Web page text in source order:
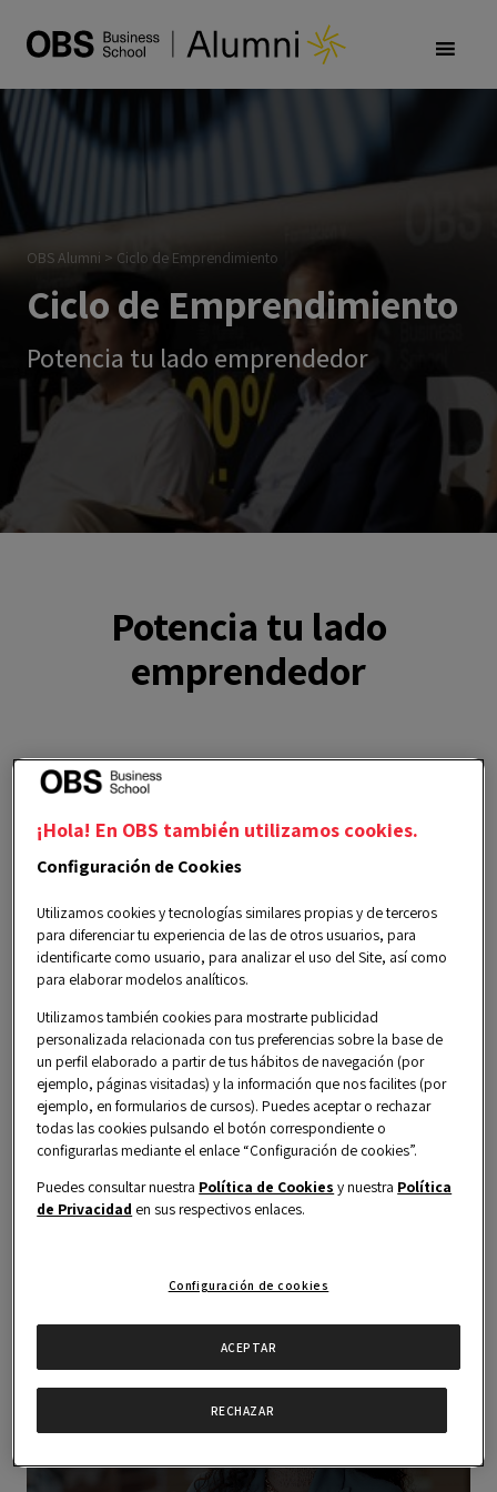
OBS Alumni > Ciclo de Emprendimiento
Ciclo de Emprendimiento
Potencia tu lado emprendedor
Potencia tu lado
emprendedor
Este servicioexclusivo paraalumnos y
antiguos alumnos
ofrecer a los asistentes conocimientos sobre los
procesos de innovación y creación de nuevas
empresas, potenciando sus habilidades y
profundizando en las técnicas para convertir en
realidad sus retos y proyectos profesionales.
A través de este Ciclo de Emprendimiento se
facilitan las herramientas imprescindibles que
todo emprendedor debe asimilar antes del
desarrollo de un proyecto profesional.
¡Hola! En OBS también utilizamos cookies.
Configuración de Cookies
Utilizamos cookies y tecnologías similares propias y de terceros
para diferenciar tu experiencia de las de otros usuarios, para
identificarte como usuario, para analizar el uso del Site, así como
para elaborar modelos analíticos.
Utilizamos también cookies para mostrarte publicidad
personalizada relacionada con tus preferencias sobre la base de
un perfil elaborado a partir de tus hábitos de navegación (por
ejemplo, páginas visitadas) y la información que nos facilites (por
ejemplo, en formularios de cursos). Puedes aceptar o rechazar
todas las cookies pulsando el botón correspondiente o
configurarlas mediante el enlace “Configuración de cookies”.
Puedes consultar nuestra Política de Cookies y nuestra Política
de Privacidad en sus respectivos enlaces.
Configuración de cookies
RECHAZAR
ACEPTAR